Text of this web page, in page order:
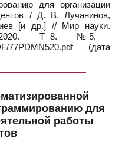
для организации
/ Д. В. Лучанинов,
[и др.] // Мир науки.
— 2020. — Т 8. — №5. —
77PDMN520.pdf (дата
для
работы